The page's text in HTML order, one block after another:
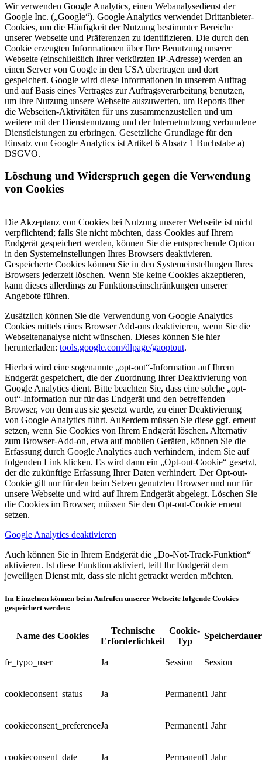
Wir verwenden Google Analytics, einen Webanalysedienst der
Google Inc. („Google“). Google Analytics verwendet Drittanbieter-
Cookies, um die Häufigkeit der Nutzung bestimmter Bereiche
unserer Webseite und Präferenzen zu identifizieren. Die durch den
Cookie erzeugten Informationen über Ihre Benutzung unserer
Webseite (einschließlich Ihrer verkürzten IP-Adresse) werden an
einen Server von Google in den USA übertragen und dort
gespeichert. Google wird diese Informationen in unserem Auftrag
und auf Basis eines Vertrages zur Auftragsverarbeitung benutzen,
um Ihre Nutzung unsere Webseite auszuwerten, um Reports über
die Webseiten-Aktivitäten für uns zusammenzustellen und um
weitere mit der Dienstenutzung und der Internetnutzung verbundene
Dienstleistungen zu erbringen. Gesetzliche Grundlage für den
Einsatz von Google Analytics ist Artikel 6 Absatz 1 Buchstabe a)
DSGVO.
Löschung und Widerspruch gegen die Verwendung
von Cookies
Die Akzeptanz von Cookies bei Nutzung unserer Webseite ist nicht
verpflichtend; falls Sie nicht möchten, dass Cookies auf Ihrem
Endgerät gespeichert werden, können Sie die entsprechende Option
in den Systemeinstellungen Ihres Browsers deaktivieren.
Gespeicherte Cookies können Sie in den Systemeinstellungen Ihres
Browsers jederzeit löschen. Wenn Sie keine Cookies akzeptieren,
kann dieses allerdings zu Funktionseinschränkungen unserer
Angebote führen.
Zusätzlich können Sie die Verwendung von Google Analytics
Cookies mittels eines Browser Add-ons deaktivieren, wenn Sie die
Webseitenanalyse nicht wünschen. Dieses können Sie hier
herunterladen: tools.google.com/dlpage/gaoptout.
Hierbei wird eine sogenannte „opt-out“-Information auf Ihrem
Endgerät gespeichert, die der Zuordnung Ihrer Deaktivierung von
Google Analytics dient. Bitte beachten Sie, dass eine solche „opt-
out“-Information nur für das Endgerät und den betreffenden
Browser, von dem aus sie gesetzt wurde, zu einer Deaktivierung
von Google Analytics führt. Außerdem müssen Sie diese ggf. erneut
setzen, wenn Sie Cookies von Ihrem Endgerät löschen. Alternativ
zum Browser-Add-on, etwa auf mobilen Geräten, können Sie die
Erfassung durch Google Analytics auch verhindern, indem Sie auf
folgenden Link klicken. Es wird dann ein „Opt-out-Cookie“ gesetzt,
der die zukünftige Erfassung Ihrer Daten verhindert. Der Opt-out-
Cookie gilt nur für den beim Setzen genutzten Browser und nur für
unsere Webseite und wird auf Ihrem Endgerät abgelegt. Löschen Sie
die Cookies im Browser, müssen Sie den Opt-out-Cookie erneut
setzen.
Google Analytics deaktivieren
Auch können Sie in Ihrem Endgerät die „Do-Not-Track-Funktion“
aktivieren. Ist diese Funktion aktiviert, teilt Ihr Endgerät dem
jeweiligen Dienst mit, dass sie nicht getrackt werden möchten.
Im Einzelnen können beim Aufrufen unserer Webseite folgende Cookies
gespeichert werden:
Name des Cookies
Technische
Erforderlichkeit
Cookie-
Typ
Speicherdauer
fe_typo_user Ja Session Session
cookieconsent_status Ja Permanent1 Jahr
cookieconsent_preferenceJa Permanent1 Jahr
cookieconsent_date Ja Permanent1 Jahr